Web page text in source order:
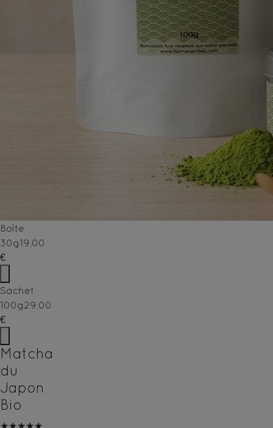
Boîte
30g19,00
€
Sachet
100g29,00
€
Matcha
du
Japon
Bio
★★★★★